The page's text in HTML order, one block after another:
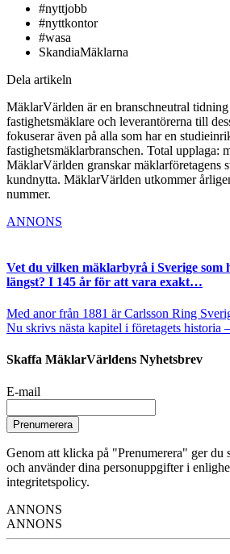
#nyttjobb
#nyttkontor
#wasa
SkandiaMäklarna
Dela artikeln
MäklarVärlden är en branschneutral
fastighetsmäklare och leverantörerna till
fokuserar även på alla som har en
fastighetsmäklarbranschen. Total upplaga:
MäklarVärlden granskar mäklarföretagens
kundnytta. MäklarVärlden utkommer
nummer.
ANNONS
Vet du vilken mäklarbyrå i Sverige som
längst? I 145 år för att vara exakt…
Med anor från 1881 är Carlsson Ring
Nu skrivs nästa kapitel i företagets historia
Skaffa MäklarVärldens Nyhetsbrev
E-mail
Prenumerera
Genom att klicka på "Prenumerera" ger du
och använder dina personuppgifter i
integritetspolicy.
ANNONS
ANNONS